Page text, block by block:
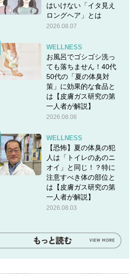
はいけない「イタ見え
ロングヘア」とは
2026.08.07
WELLNESS
お風呂でゴシゴシ洗っ
ても落ちません！40代
50代の「夏の体臭対
策」に効果的な食品と
は【皮膚ガス研究の第
一人者が解説】
2026.08.06
WELLNESS
【恐怖】夏の体臭の犯
人は「トイレのあのニ
オイ」と同じ！？特に
注意すべき体の部位と
は【皮膚ガス研究の第
一人者が解説】
2026.08.03